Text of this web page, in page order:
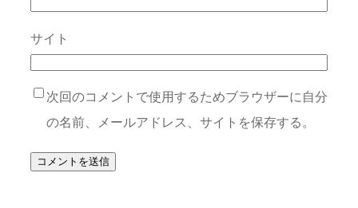
サイト
次回のコメントで使用するためブラウザーに自分
の名前、メールアドレス、サイトを保存する。